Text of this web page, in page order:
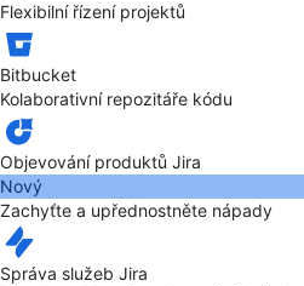
Flexibilní řízení projektů
Bitbucket
Kolaborativní repozitáře kódu
Objevování produktů Jira
Nový
Zachyťte a upřednostněte nápady
Správa služeb Jira